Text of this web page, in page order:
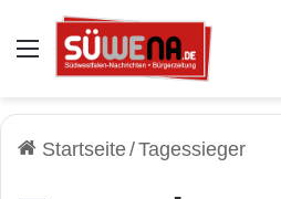
Auswahl
Startseite/Tagessieger